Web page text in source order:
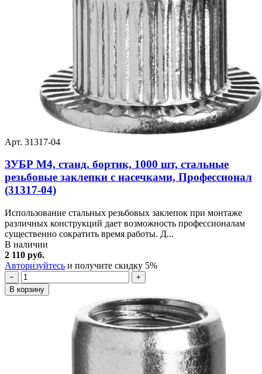
Арт. 31317-04
ЗУБР М4, станд. бортик, 1000 шт, стальные
резьбовые заклепки с насечками, Профессионал
(31317-04)
Использование стальных резьбовых заклепок при монтаже
различных конструкций дает возможность профессионалам
существенно сократить время работы. Д...
В наличии
2 110 руб.
Авторизуйтесь и получите скидку 5%
−
+
В корзину